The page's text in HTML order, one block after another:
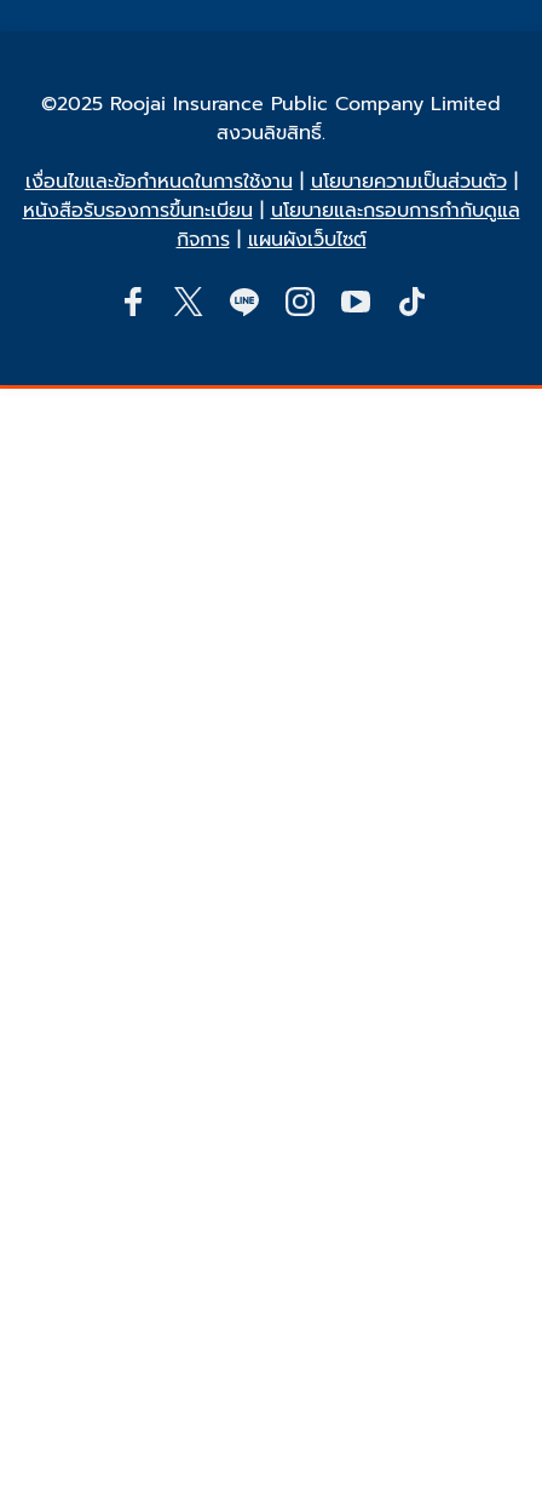
©2025 Roojai Insurance Public Company Limited
สงวนลิขสิทธิ์.
เงื่อนไขและข้อกำหนดในการใช้งาน|นโยบายความเป็นส่วนตัว|
หนังสือรับรองการขึ้นทะเบียน|นโยบายและกรอบการกำกับดูแล
กิจการ|แผนผังเว็บไซต์